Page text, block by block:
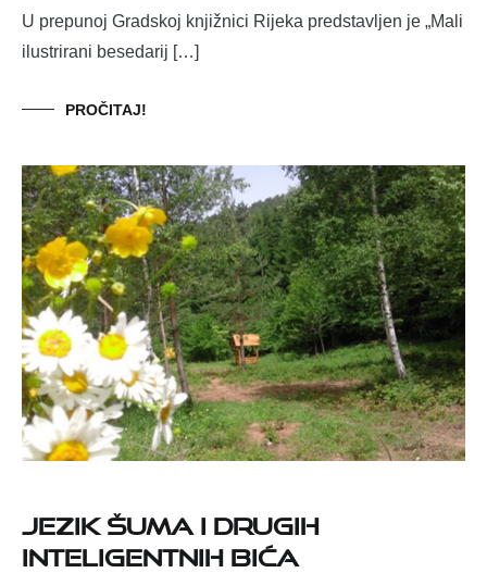
U prepunoj Gradskoj knjižnici Rijeka predstavljen je „Mali
ilustrirani besedarij […]
PROČITAJ!
Jezik šuma i drugih
inteligentnih bića